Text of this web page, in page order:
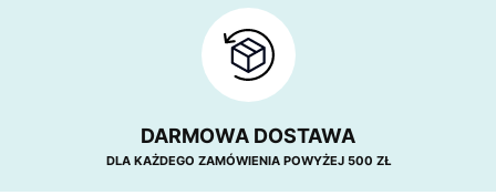
DARMOWA DOSTAWA
DLA KAŻDEGO ZAMÓWIENIA POWYŻEJ 500 ZŁ